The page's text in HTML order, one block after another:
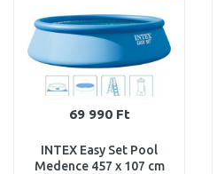
69 990 Ft
INTEX Easy Set Pool
Medence 457 x 107 cm